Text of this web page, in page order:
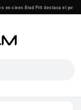
en cines·Brad Pitt destaca el